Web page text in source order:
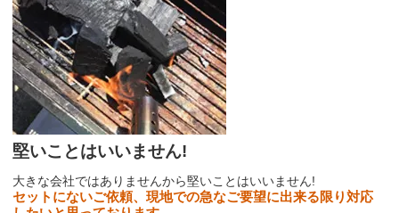
堅いことはいいません!
大きな会社ではありませんから堅いことはいいません!
セットにないご依頼、現地での急なご要望に出来る限り対応